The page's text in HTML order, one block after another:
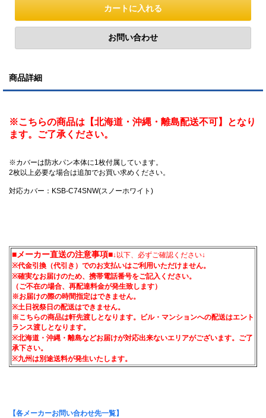
商品詳細
※こちらの商品は【北海道・沖縄・離島配送不可】となり
ます。ご了承ください。
※カバーは防水パン本体に1枚付属しています。
2枚以上必要な場合は追加でお買い求めください。
対応カバー：KSB-C74SNW(スノーホワイト)
■メーカー直送の注意事項■↓以下、必ずご確認ください↓
※代金引換（代引き）でのお支払いはご利用いただけません。
※確実なお届けのため、携帯電話番号をご記入ください。
（ご不在の場合、再配達料金が発生致します）
※お届けの際の時間指定はできません。
※土日祝祭日の配送はできません。
※こちらの商品は軒先渡しとなります。ビル・マンションへの配送はエント
ランス渡しとなります。
※北海道・沖縄・離島などお届けが対応出来ないエリアがございます。ご了
承下さい。
※九州は別途送料が発生いたします。
【各メーカーお問い合わせ先一覧】